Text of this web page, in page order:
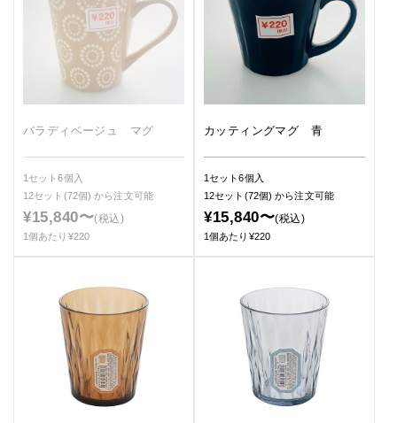
パラディベージュ マグ
1セット6個入
12セット(72個)から注文可能
¥15,840〜(税込)
1個あたり¥220
カッティングマグ 青
1セット6個入
12セット(72個)から注文可能
¥15,840〜(税込)
1個あたり¥220